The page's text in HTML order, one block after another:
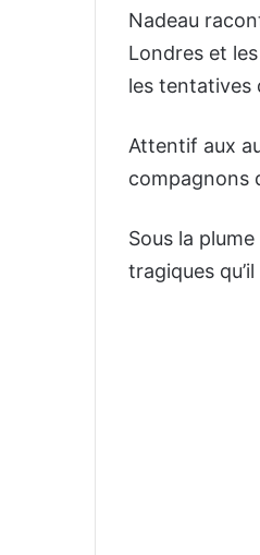
Nadeau
Londres et
les tentatives
Attentif aux
compagnons
Sous la
tragiques